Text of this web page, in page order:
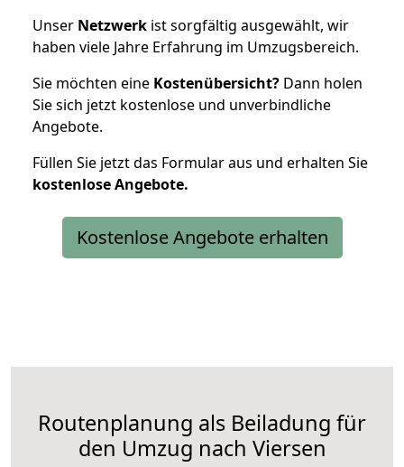
Unser Netzwerk ist sorgfältig ausgewählt, wir
haben viele Jahre Erfahrung im Umzugsbereich.
Sie möchten eine Kostenübersicht? Dann holen
Sie sich jetzt kostenlose und unverbindliche
Angebote.
Füllen Sie jetzt das Formular aus und erhalten Sie
kostenloseAngebote.
Kostenlose Angebote erhalten
Routenplanung als Beiladung für
den Umzug nach Viersen